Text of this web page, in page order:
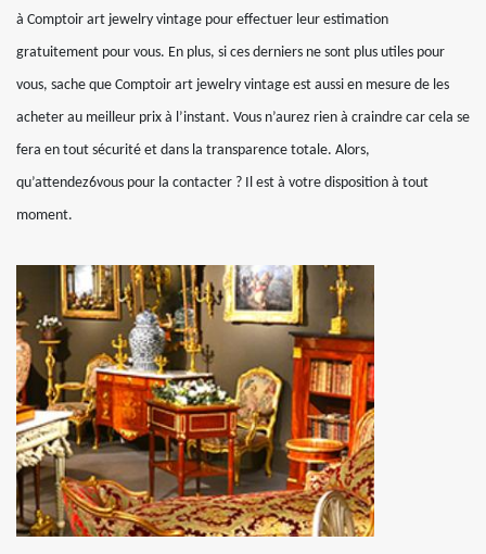
à Comptoir art jewelry vintage pour effectuer leur estimation
gratuitement pour vous. En plus, si ces derniers ne sont plus utiles pour
vous, sache que Comptoir art jewelry vintage est aussi en mesure de les
acheter au meilleur prix à l’instant. Vous n’aurez rien à craindre car cela se
fera en tout sécurité et dans la transparence totale. Alors,
qu’attendez6vous pour la contacter ? Il est à votre disposition à tout
moment.